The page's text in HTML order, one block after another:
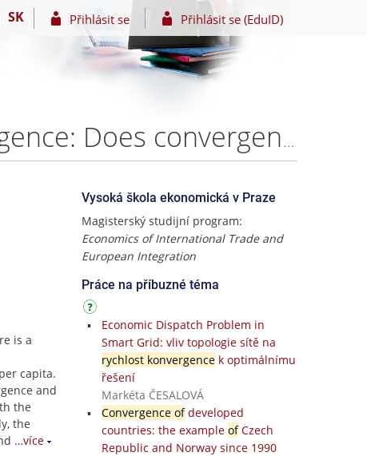
SK Přihlásit se Přihlásit se (EduID)
Relation between Globalisation and the Real Convergence: Does convergence of globalisation influence convergence of real GDP per capita? – Soňa Rybanová
is a
capita.
and
the
the
…více
Vysoká škola ekonomická v Praze
Magisterský studijní program:
Economics of International Trade and
European Integration
Práce na příbuzné téma
Economic Dispatch Problem in
Smart Grid: vliv topologie sítě na
rychlost konvergencek optimálnímu
řešení
Markéta ČESALOVÁ
Convergence ofdeveloped
countries: the example ofCzech
Republic and Norway since 1990